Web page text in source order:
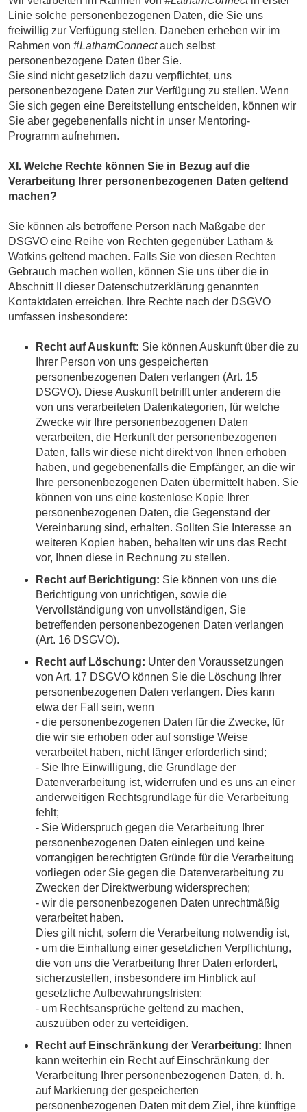
Linie solche personenbezogenen Daten, die Sie uns
freiwillig zur Verfügung stellen. Daneben erheben wir im
Rahmen von #LathamConnectauch selbst
personenbezogene Daten über Sie.
Sie sind nicht gesetzlich dazu verpflichtet, uns
personenbezogene Daten zur Verfügung zu stellen. Wenn
Sie sich gegen eine Bereitstellung entscheiden, können wir
Sie aber gegebenenfalls nicht in unser Mentoring-
Programm aufnehmen.
XI. Welche Rechte können Sie in Bezug auf die
Verarbeitung Ihrer personenbezogenen Daten geltend
machen?
Sie können als betroffene Person nach Maßgabe der
DSGVO eine Reihe von Rechten gegenüber Latham &
Watkins geltend machen. Falls Sie von diesen Rechten
Gebrauch machen wollen, können Sie uns über die in
Abschnitt II dieser Datenschutzerklärung genannten
Kontaktdaten erreichen. Ihre Rechte nach der DSGVO
umfassen insbesondere:
Recht auf Auskunft: Sie können Auskunft über die zu
Ihrer Person von uns gespeicherten
personenbezogenen Daten verlangen (Art. 15
DSGVO). Diese Auskunft betrifft unter anderem die
von uns verarbeiteten Datenkategorien, für welche
Zwecke wir Ihre personenbezogenen Daten
verarbeiten, die Herkunft der personenbezogenen
Daten, falls wir diese nicht direkt von Ihnen erhoben
haben, und gegebenenfalls die Empfänger, an die wir
Ihre personenbezogenen Daten übermittelt haben. Sie
können von uns eine kostenlose Kopie Ihrer
personenbezogenen Daten, die Gegenstand der
Vereinbarung sind, erhalten. Sollten Sie Interesse an
weiteren Kopien haben, behalten wir uns das Recht
vor, Ihnen diese in Rechnung zu stellen.
Recht auf Berichtigung: Sie können von uns die
Berichtigung von unrichtigen, sowie die
Vervollständigung von unvollständigen, Sie
betreffenden personenbezogenen Daten verlangen
(Art. 16 DSGVO).
Recht auf Löschung: Unter den Voraussetzungen
von Art. 17 DSGVO können Sie die Löschung Ihrer
personenbezogenen Daten verlangen. Dies kann
etwa der Fall sein, wenn
- die personenbezogenen Daten für die Zwecke, für
die wir sie erhoben oder auf sonstige Weise
verarbeitet haben, nicht länger erforderlich sind;
- Sie Ihre Einwilligung, die Grundlage der
Datenverarbeitung ist, widerrufen und es uns an einer
anderweitigen Rechtsgrundlage für die Verarbeitung
fehlt;
- Sie Widerspruch gegen die Verarbeitung Ihrer
personenbezogenen Daten einlegen und keine
vorrangigen berechtigten Gründe für die Verarbeitung
vorliegen oder Sie gegen die Datenverarbeitung zu
Zwecken der Direktwerbung widersprechen;
- wir die personenbezogenen Daten unrechtmäßig
verarbeitet haben.
Dies gilt nicht, sofern die Verarbeitung notwendig ist,
- um die Einhaltung einer gesetzlichen Verpflichtung,
die von uns die Verarbeitung Ihrer Daten erfordert,
sicherzustellen, insbesondere im Hinblick auf
gesetzliche Aufbewahrungsfristen;
- um Rechtsansprüche geltend zu machen,
auszuüben oder zu verteidigen.
Recht auf Einschränkung der Verarbeitung: Ihnen
kann weiterhin ein Recht auf Einschränkung der
Verarbeitung Ihrer personenbezogenen Daten, d. h.
auf Markierung der gespeicherten
personenbezogenen Daten mit dem Ziel, ihre künftige